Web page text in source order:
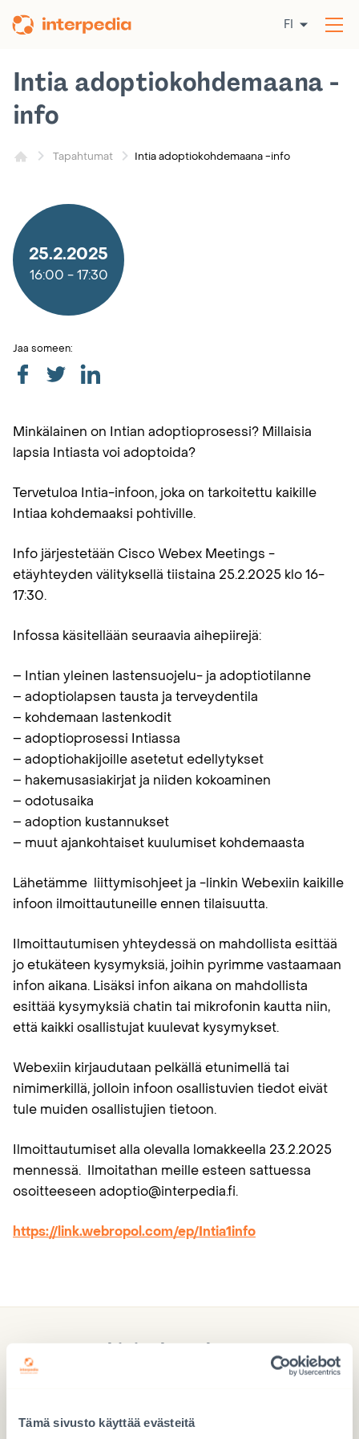
Tämä sivusto käyttää evästeitä
sisältöön
FI
Tapahtumat Intia adoptiokohdemaana -info
Intia adoptiokohdemaana -
info
25.2.2025
16:00 -17:30
Jaa someen:
Minkälainen on Intian adoptioprosessi? Millaisia
lapsia Intiasta voi adoptoida?
Tervetuloa Intia-infoon, joka on tarkoitettu kaikille
Intiaa kohdemaaksi pohtiville.
Info järjestetään Cisco Webex Meetings -
etäyhteyden välityksellä tiistaina 25.2.2025 klo 16-
17:30.
Infossa käsitellään seuraavia aihepiirejä:
– Intian yleinen lastensuojelu- ja adoptiotilanne
– adoptiolapsen tausta ja terveydentila
– kohdemaan lastenkodit
– adoptioprosessi Intiassa
– adoptiohakijoille asetetut edellytykset
– hakemusasiakirjat ja niiden kokoaminen
– odotusaika
– adoption kustannukset
– muut ajankohtaiset kuulumiset kohdemaasta
Lähetämme liittymisohjeet ja -linkin Webexiin kaikille
infoon ilmoittautuneille ennen tilaisuutta.
Ilmoittautumisen yhteydessä on mahdollista esittää
jo etukäteen kysymyksiä, joihin pyrimme vastaamaan
infon aikana. Lisäksi infon aikana on mahdollista
esittää kysymyksiä chatin tai mikrofonin kautta niin,
että kaikki osallistujat kuulevat kysymykset.
Webexiin kirjaudutaan pelkällä etunimellä tai
nimimerkillä, jolloin infoon osallistuvien tiedot eivät
tule muiden osallistujien tietoon.
Ilmoittautumiset alla olevalla lomakkeella 23.2.2025
mennessä. Ilmoitathan meille esteen sattuessa
osoitteeseen adoptio@interpedia.fi.
https://link.webropol.com/ep/Intia1info
Lahjoita hyvä lapsuus